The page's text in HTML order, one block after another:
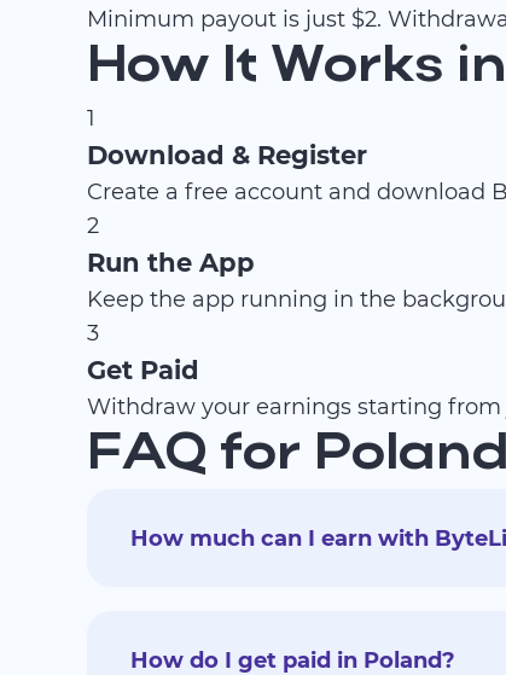
Minimum payout is just $2.
How It Works
1
Download & Register
Create a free account and download
2
Run the App
Keep the app running in the
3
Get Paid
Withdraw your earnings starting
FAQ for
How much can I earn with
How do I get paid in Poland?